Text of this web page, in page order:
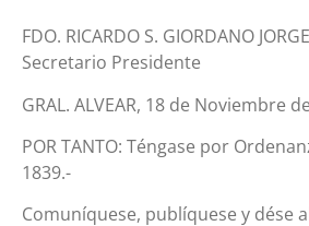
FDO. RICARDO S. GIORDANO
Secretario Presidente
GRAL. ALVEAR, 18 de Noviembre
POR TANTO: Téngase por
1839.-
Comuníquese, publíquese y dése